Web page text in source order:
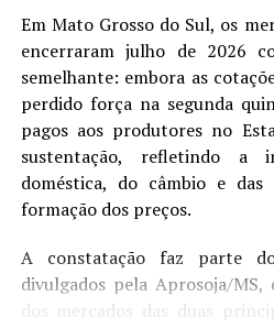
Meyer et al. (2025), na safra
foram realizados com dois
sendo um deles denominado
se aplicações de
isolados ou em mistura de
protocolo, denominado
aplicações sequenciais de
programas de fungicidas
Tabela 1. Tratamentos do
combinando fungicidas
Em Mato Grosso do Sul, os
encerraram julho de 2026
semelhante: embora as
perdido força na segunda
pagos aos produtores no
sustentação, refletindo a
doméstica, do câmbio e
formação dos preços.
A constatação faz parte
divulgados pela Aprosoja/MS,
dos mercados das duas